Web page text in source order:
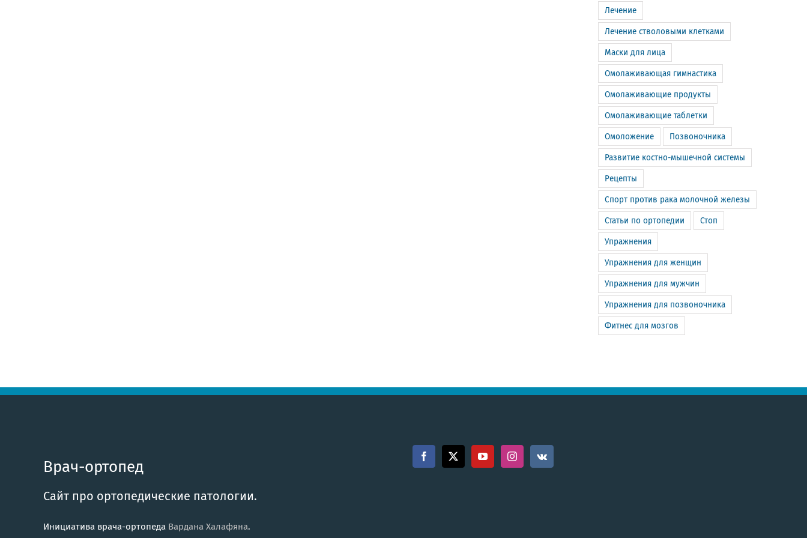
Лечение
Лечение стволовыми клетками
Маски для лица
Омолаживающая гимнастика
Омолаживающие продукты
Омолаживающие таблетки
Омоложение Позвоночника
Развитие костно-мышечной системы
Рецепты
Спорт против рака молочной железы
Статьи по ортопедии Стоп
Упражнения
Упражнения для женщин
Упражнения для мужчин
Упражнения для позвоночника
Фитнес для мозгов
Врач-ортопед
Сайт про ортопедические патологии.
Инициатива врача-ортопеда Вардана Халафяна.